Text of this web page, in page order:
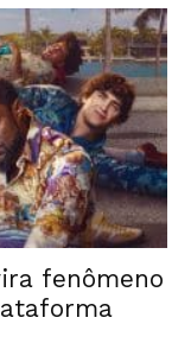
fenômeno